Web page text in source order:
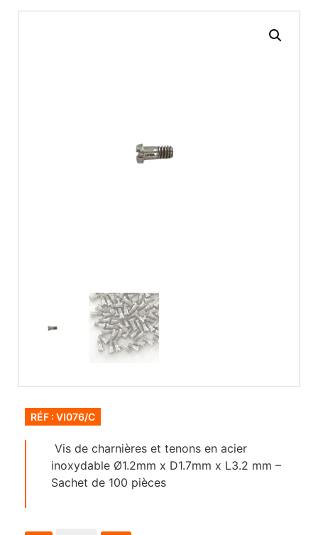
RÉF : VI076/C
Vis de charnières et tenons en acier
inoxydable Ø1.2mm x D1.7mm x L3.2 mm –
Sachet de 100 pièces